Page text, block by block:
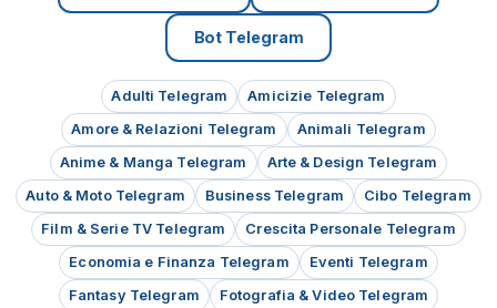
Bot Telegram
Adulti Telegram
Amicizie Telegram
Amore & Relazioni Telegram
Animali Telegram
Anime & Manga Telegram
Arte & Design Telegram
Auto & Moto Telegram
Business Telegram
Cibo Telegram
Film & Serie TV Telegram
Crescita Personale Telegram
Economia e Finanza Telegram
Eventi Telegram
Fantasy Telegram
Fotografia & Video Telegram